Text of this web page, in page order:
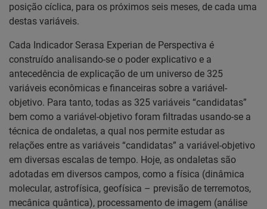
posição cíclica, para os próximos seis meses, de cada uma
destas variáveis.
Cada Indicador Serasa Experian de Perspectiva é
construído analisando-se o poder explicativo e a
antecedência de explicação de um universo de 325
variáveis econômicas e financeiras sobre a variável-
objetivo. Para tanto, todas as 325 variáveis “candidatas”
bem como a variável-objetivo foram filtradas usando-se a
técnica de ondaletas, a qual nos permite estudar as
relações entre as variáveis “candidatas” a variável-objetivo
em diversas escalas de tempo. Hoje, as ondaletas são
adotadas em diversos campos, como a física (dinâmica
molecular, astrofísica, geofísica – previsão de terremotos,
mecânica quântica), processamento de imagem (análise